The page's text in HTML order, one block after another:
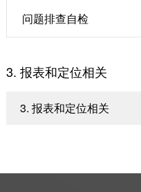
问题排查自检
3. 报表和定位相关
3. 报表和定位相关